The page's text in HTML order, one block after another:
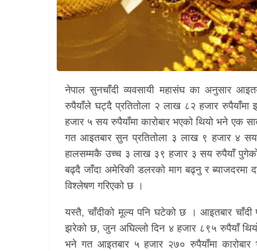
नेपाल सुनचाँदी व्यवसायी महासंघका अनुसार
रुपैयाँले घट्दै प्रतितोला २ लाख ८२ हजार
हजार ५ सय रुपैयाँमा कारोबार भएको थियो भने एक
गत आइतबार सुन प्रतितोला ३ लाख ९ हजार ४ सय
हालसम्मकै उच्च ३ लाख ३९ हजार ३ सय रुपैयाँ पुगेको
बढ्दै जाँदा अमेरिकी डलरको माग बढ्नु र ब्याजदरमा
विश्लेषण गरिएको छ ।
यस्तै, चाँदीको मूल्य पनि घटेको छ । आइतबार
झरेको छ, जुन अघिल्लो दिन ४ हजार ८९५ रुपैयाँ
भने गत आइतबार ५ हजार २७० रुपैयाँमा